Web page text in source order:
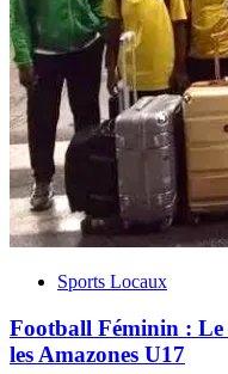
Sports Locaux
Football Féminin : Le
les Amazones U17